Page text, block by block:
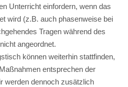
Unterricht einfordern, wenn das
wird (z.B. auch phasenweise bei
Tragen während des
angeordnet.
können weiterhin stattfinden,
entsprechen der
werden dennoch zusätzlich